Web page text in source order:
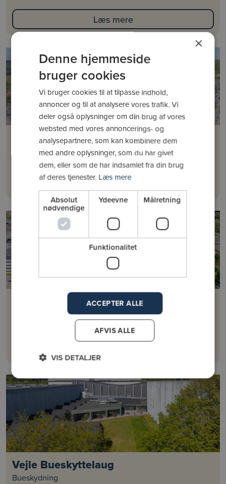
Læs mere
AK Odin Vejle
Styrketræning
Læs mere
Vejle Budo Klub
Judo, karate og jiu-jitsu
Vejle Bueskyttelaug
Bueskydning
×
Denne hjemmeside
bruger cookies
Vi bruger cookies til at tilpasse indhold,
annoncer og til at analysere vores trafik. Vi
deler også oplysninger om din brug af vores
websted med vores annoncerings- og
analysepartnere, som kan kombinere dem
med andre oplysninger, som du har givet
dem, eller som de har indsamlet fra din brug
af deres tjenester.Læs mere
Absolut
nødvendige
Ydeevne Målretning
Funktionalitet
ACCEPTER ALLE
AFVIS ALLE
VIS DETALJER